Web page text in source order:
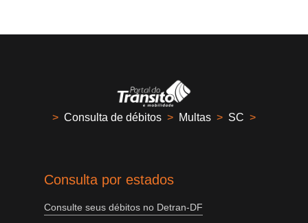
> Consulta de débitos > Multas > SC >
Consulta por estados
Consulte seus débitos no Detran-DF